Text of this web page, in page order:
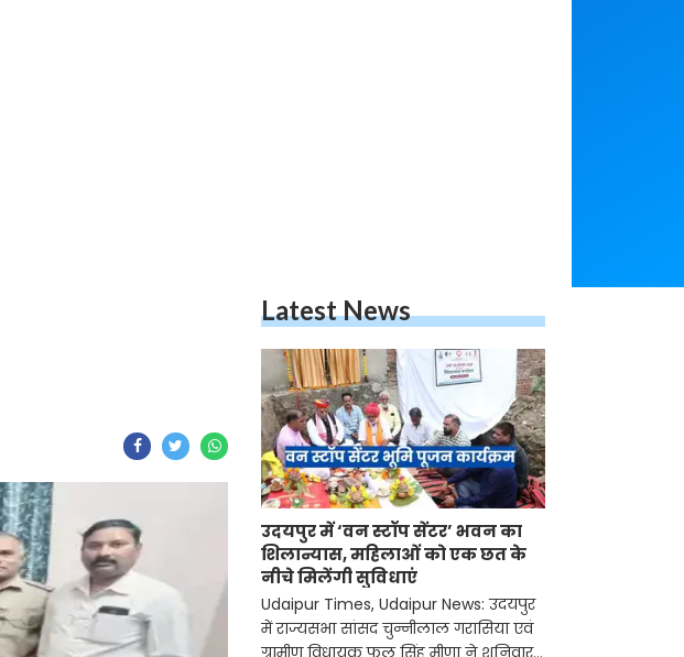
Latest News
उदयपुर में ‘वन स्टॉप सेंटर’ भवन का
शिलान्यास, महिलाओं को एक छत के
नीचे मिलेंगी सुविधाएं
Udaipur Times, Udaipur News: उदयपुर
में राज्यसभा सांसद चुन्नीलाल गरासिया एवं